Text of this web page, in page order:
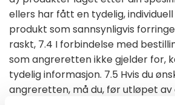
ellers har fått en tydelig,
produkt som sannsynligvis
raskt, 7.4 I forbindelse med
som angreretten ikke gjelder for,
tydelig informasjon. 7.5 Hvis du
angreretten, må du, før utløpet